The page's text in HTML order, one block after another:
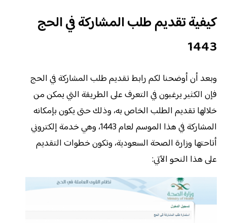
كيفية تقديم طلب المشاركة في الحج
1443
وبعد أن أوضحنا لكم رابط تقديم طلب المشاركة في الحج
فإن الكثير يرغبون في التعرف على الطريقة التي يمكن من
خلالها تقديم الطلب الخاص به، وذلك حتى يكون بإمكانه
المشاركة في هذا الموسم لعام 1443، وهي خدمة إلكتروني
أتاحتها وزارة الصحة السعودية، وتكون خطوات التقديم
على هذا النحو الآتي: